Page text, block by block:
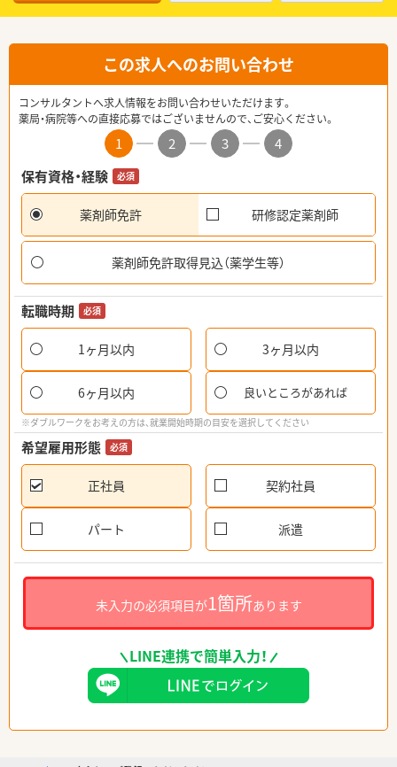
この求人へのお問い合わせ
コンサルタントへ求人情報をお問い合わせいただけます。
薬局・病院等への直接応募ではございませんので、ご安心ください。
1 2 3
4
保有資格・経験
必須
薬剤師免許 研修認定薬剤師
薬剤師免許取得見込（薬学生等）
転職時期 必須
1ヶ月以内 3ヶ月以内
6ヶ月以内 良いところがあれば
※ダブルワークをお考えの方は、就業開始時期の目安を選択してください
希望雇用形態 必須
正社員 契約社員
パート 派遣
未入力の必須項目が1箇所あります
LINE連携で簡単入力！